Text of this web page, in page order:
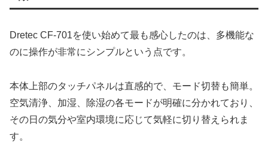
Dretec CF-701を使い始めて最も感心したのは、多機能な
のに操作が非常にシンプルという点です。
本体上部のタッチパネルは直感的で、モード切替も簡単。
空気清浄、加湿、除湿の各モードが明確に分かれており、
その日の気分や室内環境に応じて気軽に切り替えられま
す。